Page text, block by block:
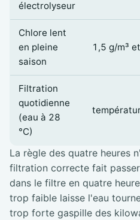
électrolyseur
Chlore lent
en pleine
saison
1,5 g/m³
Filtration
quotidienne
(eau à 28
°C)
La règle des quatre heures
filtration correcte fait
dans le filtre en quatre
trop faible laisse l'eau
trop forte gaspille des